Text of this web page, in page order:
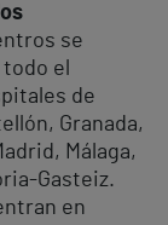
se
el
de
Granada,
Málaga,
Gasteiz.
en